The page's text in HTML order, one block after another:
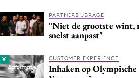
PARTNERBIJDRAGE
''Niet de grootste wint,
snelst aanpast"
CUSTOMER EXPERIENCE
Inhaken op